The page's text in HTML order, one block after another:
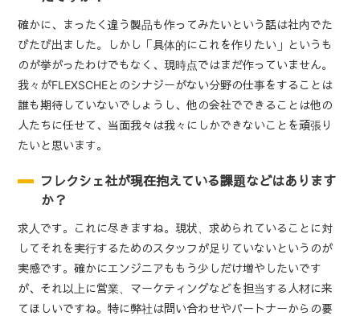
確かに、まったく違う製品も作ってみたいという話は社内でた
びたび出ました。しかし「具体的にこれを作りたい」というも
のが挙がったわけでもなく、現時点ではまだ作っていません。
我々がFLEXSCHEとのシナジーがない分野の仕事をすることは
誰も期待していないでしょうし、他の会社でできることは他の
人たちに任せて、当面我々は我々にしかできないことを頑張り
たいと思います。
フレクシェ社が現在抱えている課題などはあります
か？
求人です。これに尽きますね。現状、求められていることに対
してそれを実行するためのスタッフが足りていないというのが
実感です。確かにエンジニアももう少しだけ増やしたいです
が、それ以上に営業、マーケティングなどを担当する人材に来
てほしいですね。特に弊社は問い合わせやパートナーからの要